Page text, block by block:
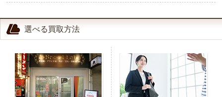
選べる買取方法